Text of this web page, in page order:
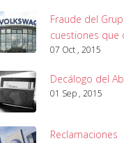
Fraude del
cuestiones que
07 Oct , 2015
Decálogo del
01 Sep , 2015